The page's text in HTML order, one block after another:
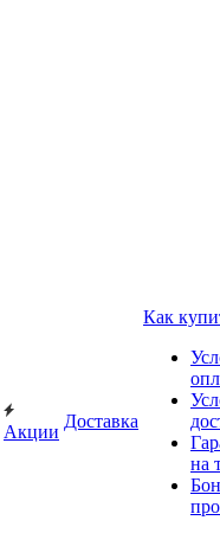
Акции
Доставка
Как
на